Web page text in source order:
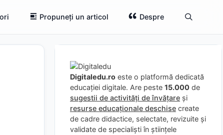
Propuneți un articol Despre
Digitaledu.ro este o platformă dedicată
educației digitale. Are peste 15.000 de
sugestii de activități de învățare și
resurse educaționale deschise create
de cadre didactice, selectate, revizuite și
validate de specialiști în științele